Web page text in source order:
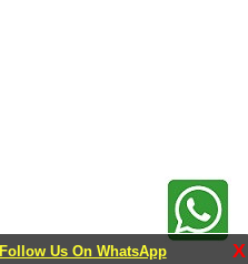
Follow Us On WhatsApp X